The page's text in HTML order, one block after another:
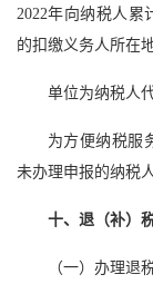
2022年向纳税人累
的扣缴义务人所在地
单位为纳税人
为方便纳税服
未办理申报的纳税
十、退（补）
（一）办理退